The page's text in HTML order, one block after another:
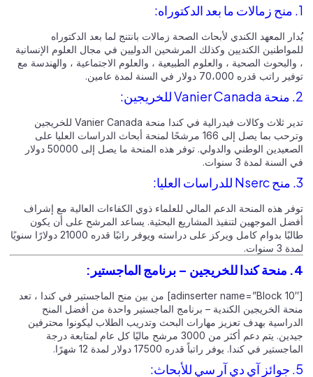
1. منح زمالات ما بعد الدكتوراه:
يُدار المعهد الكندي لأبحاث الصحة زمالات بانتنج لما بعد الدكتوراه
للمواطنين الكنديين وكذلك المرشحين الدوليين في مجال العلوم الإنسانية
، والبحوث الصحية ، والعلوم الطبيعية ، والعلوم الاجتماعية ، والهندسة مع
توفير راتب قدره 70،000 دولار في السنة لمدة عامين.
2. منحة Vanier Canada للخريجين:
تدير ثلاث وكالات فيدرالية في كندا منحة Vanier Canada للخريجين
وترحب بما يصل إلى 166 مرشحًا لمنحة أبحاث الدراسات العليا على
الصعيدين الوطني والدولي. توفر هذه المنحة ما يصل إلى 50000 دولار
في السنة لمدة 3 سنوات.
3. منح Nserc للدراسات العليا:
توفر هذه المنحة الدعم المالي للعلماء ذوي الكفاءات العالية مع إشراف
أفضل الموجهين لتنفيذ المشاريع البحثية. يساعد المرشح على أن يكون
طالبًا بدوام كامل ويركز على دراسته ويوفر راتبًا قدره 21000 دولارًا سنويًا
لمدة 3 سنوات.
4. منحة كندا للخريجين – برنامج الماجستير:
[adinserter name=”Block 10″] من بين منح الماجستير في كندا ، تعد
منحة الخريجين الكندية – برنامج الماجستير واحدة من أفضل المنح
الدراسية بهدف تعزيز مهارات البحث وتدريب الطلاب ليكونوا محترفين
جيدين. يتم دعم أكثر من 3000 مرشح ماليًا كل عام لمتابعة درجة
الماجستير في كندا. يوفر راتباً قدره 17500 دولار لمدة 12 شهرًا.
5. جوائز آي دي آر سي للأبحاث: